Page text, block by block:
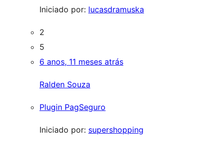
Iniciado por: lucasdramuska
2
5
6 anos, 11 meses atrás
Ralden Souza
Plugin PagSeguro
Iniciado por: supershopping